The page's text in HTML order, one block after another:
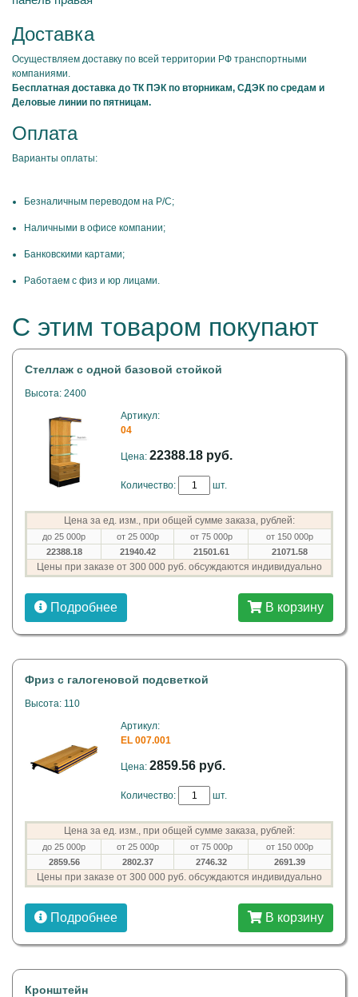
Доставка
Осуществляем доставку по всей территории РФ транспортными
компаниями.
Бесплатная доставка до ТК ПЭК по вторникам, СДЭК по средам и
Деловые линии по пятницам.
Оплата
Варианты оплаты:
Безналичным переводом на Р/С;
Наличными в офисе компании;
Банковскими картами;
Работаем с физ и юр лицами.
С этим товаром покупают
Стеллаж с одной базовой стойкой
Высота: 2400
Артикул:
04
Цена: 22388.18 руб.
Количество: шт.
Цена за ед. изм., при общей сумме заказа, рублей:
до 25 000р от 25 000р от 75 000р
от 150 000р
22388.18
21940.42 21501.61 21071.58
Цены при заказе от 300 000 руб. обсуждаются индивидуально
Подробнее В корзину
Фриз с галогеновой подсветкой
Высота: 110
Артикул:
EL 007.001
Цена: 2859.56 руб.
Количество: шт.
Цена за ед. изм., при общей сумме заказа, рублей:
до 25 000р от 25 000р от 75 000р
от 150 000р
2859.56
2802.37 2746.32 2691.39
Цены при заказе от 300 000 руб. обсуждаются индивидуально
Подробнее В корзину
Кронштейн